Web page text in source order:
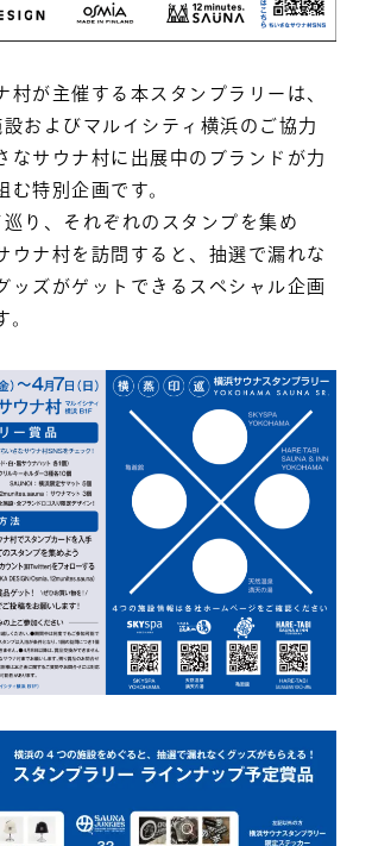
村が主催する本スタンプラリーは、
およびマルイシティ横浜のご協力
なサウナ村に出展中のブランドが力
む特別企画です。
り、それぞれのスタンプを集め
ウナ村を訪問すると、抽選で漏れな
ッズがゲットできるスペシャル企画
。